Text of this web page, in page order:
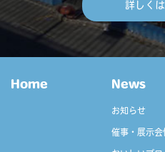
詳しく
Home News
お知らせ
催事・展示会